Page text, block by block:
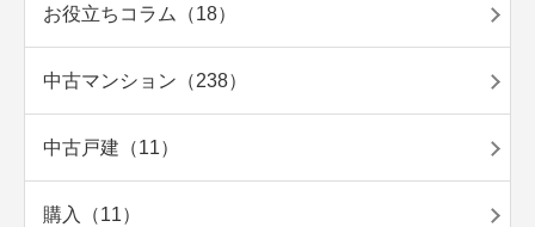
お役立ちコラム（18）
中古マンション（238）
中古戸建（11）
購入（11）